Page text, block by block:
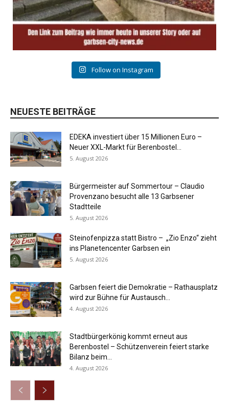
Follow on Instagram
NEUESTE BEITRÄGE
EDEKA investiert über 15 Millionen Euro –
Neuer XXL-Markt für Berenbostel...
5. August 2026
Bürgermeister auf Sommertour – Claudio
Provenzano besucht alle 13 Garbsener
Stadtteile
5. August 2026
Steinofenpizza statt Bistro – „Zio Enzo“ zieht
ins Planetencenter Garbsen ein
5. August 2026
Garbsen feiert die Demokratie – Rathausplatz
wird zur Bühne für Austausch...
4. August 2026
Stadtbürgerkönig kommt erneut aus
Berenbostel – Schützenverein feiert starke
Bilanz beim...
4. August 2026